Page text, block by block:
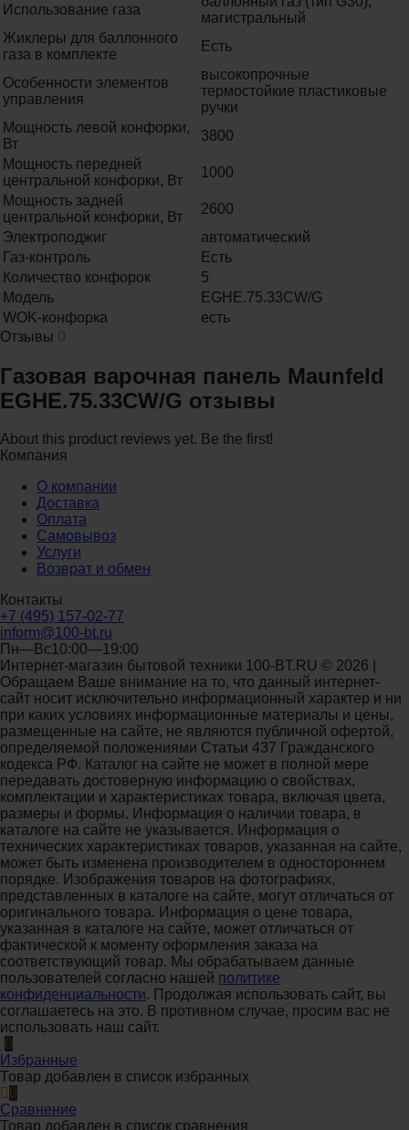
Использование газа
магистральный
Жиклеры для баллонного
газа в комплекте
Есть
Особенности элементов
управления
высокопрочные
термостойкие пластиковые
ручки
Мощность левой конфорки,
Вт
3800
Мощность передней
центральной конфорки, Вт
1000
Мощность задней
центральной конфорки, Вт
2600
Электроподжиг
автоматический
Газ-контроль
Есть
Количество конфорок
5
Модель
EGHE.75.33CW/G
WOK-конфорка
есть
Отзывы 0
Газовая варочная панель Maunfeld
EGHE.75.33CW/G отзывы
About this product reviews yet. Be the first!
Компания
О компании
Доставка
Оплата
Самовывоз
Услуги
Возврат и обмен
Контакты
+7 (495) 157-02-77
inform@100-bt.ru
Пн—Вс10:00—19:00
Интернет-магазин бытовой техники 100-BT.RU © 2026 |
Обращаем Ваше внимание на то, что данный интернет-
сайт носит исключительно информационный характер и ни
при каких условиях информационные материалы и цены,
размещенные на сайте, не являются публичной офертой,
определяемой положениями Статьи 437 Гражданского
кодекса РФ. Каталог на сайте не может в полной мере
передавать достоверную информацию о свойствах,
комплектации и характеристиках товара, включая цвета,
размеры и формы. Информация о наличии товара, в
каталоге на сайте не указывается. Информация о
технических характеристиках товаров, указанная на сайте,
может быть изменена производителем в одностороннем
порядке. Изображения товаров на фотографиях,
представленных в каталоге на сайте, могут отличаться от
оригинального товара. Информация о цене товара,
указанная в каталоге на сайте, может отличаться от
фактической к моменту оформления заказа на
соответствующий товар. Мы обрабатываем данные
пользователей согласно нашей политике
конфиденциальности. Продолжая использовать сайт, вы
соглашаетесь на это. В противном случае, просим вас не
использовать наш сайт.
0
Избранные
Товар добавлен в список избранных
0
Сравнение
Товар добавлен в список сравнения